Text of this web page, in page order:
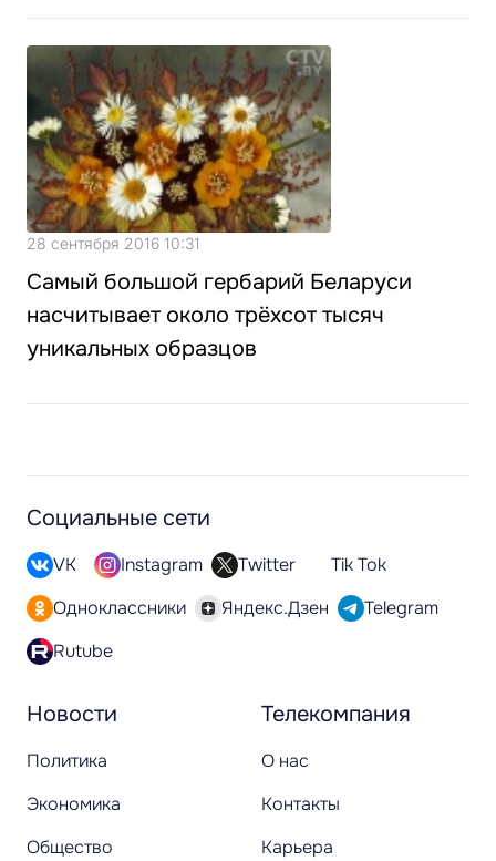
28 сентября 2016 10:31
Самый большой гербарий Беларуси
насчитывает около трёхсот тысяч
уникальных образцов
Новости
Политика
Экономика
Общество
Телекомпания
О нас
Контакты
Карьера
Социальные сети
VK Instagram Twitter
Tik Tok
Одноклассники
Яндекс.Дзен
Telegram
Rutube